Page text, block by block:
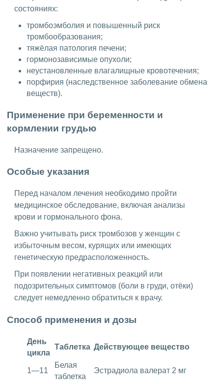
состояниях:
тромбоэмболия и повышенный риск
тромбообразования;
тяжёлая патология печени;
гормонозависимые опухоли;
неустановленные влагалищные кровотечения;
порфирия (наследственное заболевание обмена
веществ).
Применение при беременности и
кормлении грудью
Назначение запрещено.
Особые указания
Перед началом лечения необходимо пройти
медицинское обследование, включая анализы
крови и гормонального фона.
Важно учитывать риск тромбозов у женщин с
избыточным весом, курящих или имеющих
генетическую предрасположенность.
При появлении негативных реакций или
подозрительных симптомов (боли в груди, отёки)
следует немедленно обратиться к врачу.
Способ применения и дозы
День
цикла
Таблетка Действующее вещество
1—11
Белая
таблетка
Эстрадиола валерат 2 мг